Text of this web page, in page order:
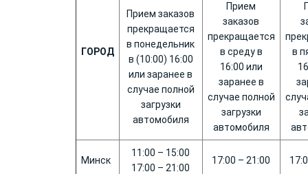
ГОРОД
Прием заказов
прекращается
в понедельник
в (10:00) 16:00
или заранее в
случае полной
загрузки
автомобиля
Прием
заказов
прекращается
в среду в
16:00 или
заранее в
случае полной
загрузки
автомобиля
в
Минск
11:00 – 15:00
17:00 – 21:00
17:00 – 21:00